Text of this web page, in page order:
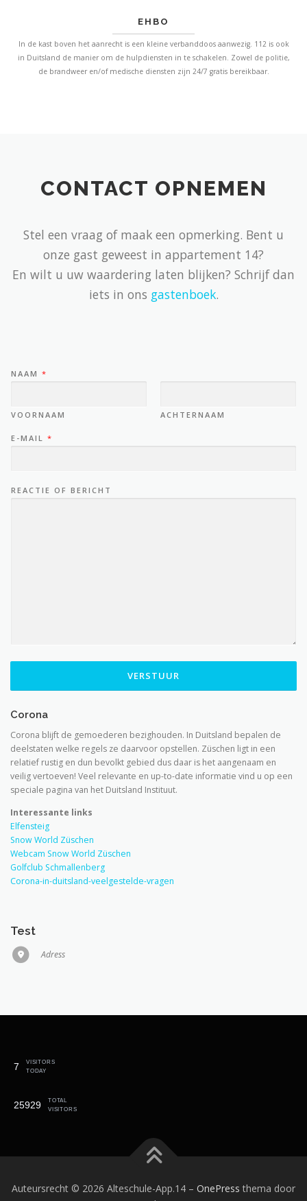
EHBO
In de kast boven het aanrecht is een kleine verbanddoos aanwezig. 112 is ook
in Duitsland de manier om de hulpdiensten in te schakelen. Zowel de politie,
de brandweer en/of medische diensten zijn 24/7 gratis bereikbaar.
CONTACT OPNEMEN
Stel een vraag of maak een opmerking. Bent u
onze gast geweest in appartement 14?
En wilt u uw waardering laten blijken? Schrijf dan
iets in ons gastenboek.
NAAM *
VOORNAAM ACHTERNAAM
E-MAIL *
REACTIE OF BERICHT
VERSTUUR
Corona
Corona blijft de gemoederen bezighouden. In Duitsland bepalen de
deelstaten welke regels ze daarvoor opstellen. Züschen ligt in een
relatief rustig en dun bevolkt gebied dus daar is het aangenaam en
veilig vertoeven! Veel relevante en up-to-date informatie vind u op een
speciale pagina van het Duitsland Instituut.
Interessante links
Elfensteig
Snow World Züschen
Webcam Snow World Züschen
Golfclub Schmallenberg
Corona-in-duitsland-veelgestelde-vragen
Test
Adress
7
VISITORS
TODAY
25929
TOTAL
VISITORS
Auteursrecht © 2026 Alteschule-App.14 – OnePress thema door